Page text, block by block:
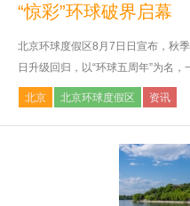
“惊彩”环球破界启幕
北京环球度假区8月7日日宣布，秋
日升级回归，以“环球五周年”为名
北京 北京环球度假区 资讯